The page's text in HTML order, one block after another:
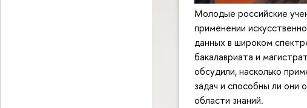
Молодые российские
применении
данных в широком
бакалавриата и
обсудили, насколько
задач и способны ли они
области знаний.